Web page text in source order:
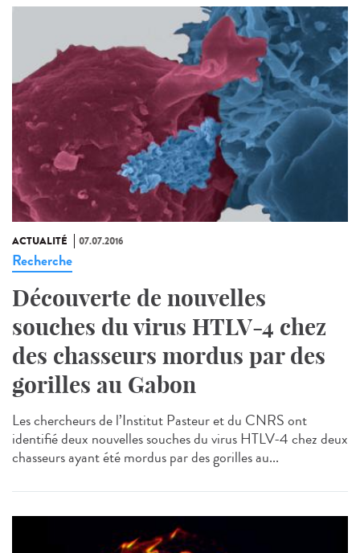
ACTUALITÉ 07.07.2016
Recherche
Découverte de nouvelles
souches du virus HTLV-4 chez
des chasseurs mordus par des
gorilles au Gabon
Les chercheurs de l’Institut Pasteur et du CNRS ont
identifié deux nouvelles souches du virus HTLV-4 chez deux
chasseurs ayant été mordus par des gorilles au...